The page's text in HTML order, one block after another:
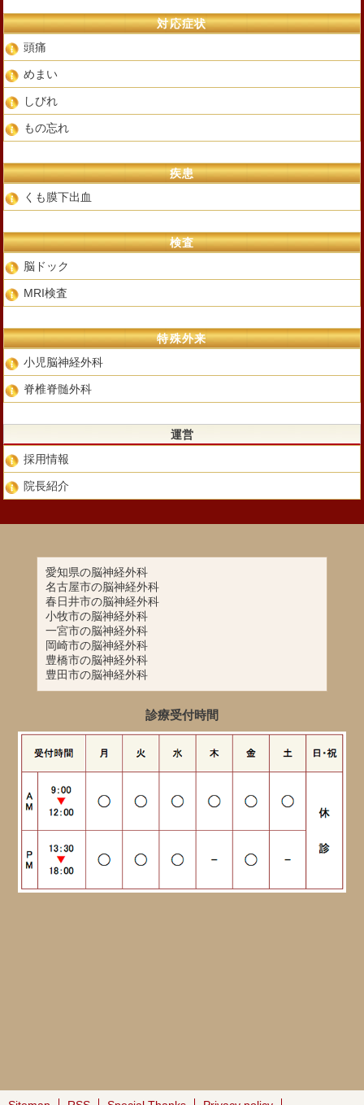
対応症状
頭痛
めまい
しびれ
もの忘れ
疾患
くも膜下出血
検査
脳ドック
MRI検査
特殊外来
小児脳神経外科
脊椎脊髄外科
運営
採用情報
院長紹介
愛知県の脳神経外科
名古屋市の脳神経外科
春日井市の脳神経外科
小牧市の脳神経外科
一宮市の脳神経外科
岡崎市の脳神経外科
豊橋市の脳神経外科
豊田市の脳神経外科
診療受付時間